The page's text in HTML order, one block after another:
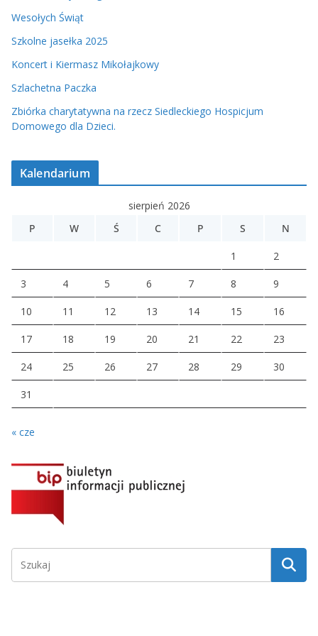
Wesołych Świąt
Szkolne jasełka 2025
Koncert i Kiermasz Mikołajkowy
Szlachetna Paczka
Zbiórka charytatywna na rzecz Siedleckiego Hospicjum
Domowego dla Dzieci.
Kalendarium
sierpień 2026
P
W Ś C P S N
1 2
3 4 5 6 7 8 9
10 11 12 13 14 15 16
17 18 19 20 21 22 23
24 25 26 27 28 29 30
31
« cze